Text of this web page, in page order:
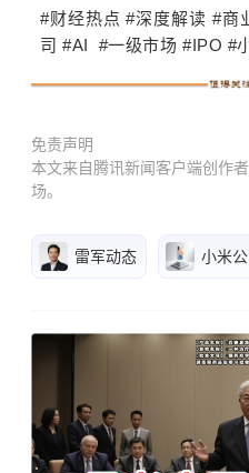
#财经热点 #深度解读 #商
司 #AI #一级市场 #IPO #
免责声明
本文来自腾讯新闻客户端创作
场。
雷军动态 小米